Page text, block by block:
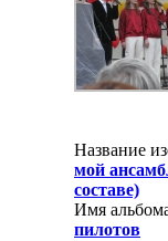
Название
мой
составе)
Имя
пилотов